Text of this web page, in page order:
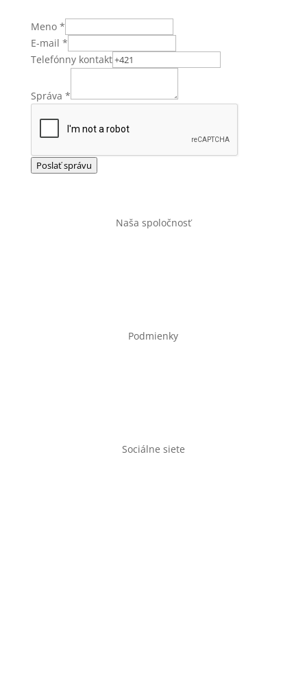
Meno *
E-mail *
Telefónny kontakt
Správa *
Poslať správu
Naša spoločnosť
Podmienky
Sociálne siete